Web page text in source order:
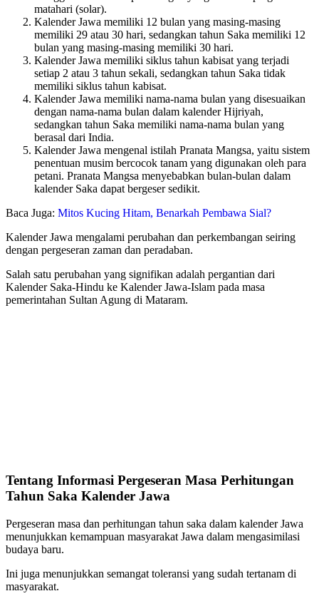
matahari (solar).
Kalender Jawa memiliki 12 bulan yang masing-masing
memiliki 29 atau 30 hari, sedangkan tahun Saka memiliki 12
bulan yang masing-masing memiliki 30 hari.
Kalender Jawa memiliki siklus tahun kabisat yang terjadi
setiap 2 atau 3 tahun sekali, sedangkan tahun Saka tidak
memiliki siklus tahun kabisat.
Kalender Jawa memiliki nama-nama bulan yang disesuaikan
dengan nama-nama bulan dalam kalender Hijriyah,
sedangkan tahun Saka memiliki nama-nama bulan yang
berasal dari India.
Kalender Jawa mengenal istilah Pranata Mangsa, yaitu sistem
penentuan musim bercocok tanam yang digunakan oleh para
petani. Pranata Mangsa menyebabkan bulan-bulan dalam
kalender Saka dapat bergeser sedikit.
Baca Juga: Mitos Kucing Hitam, Benarkah Pembawa Sial?
Kalender Jawa mengalami perubahan dan perkembangan seiring
dengan pergeseran zaman dan peradaban.
Salah satu perubahan yang signifikan adalah pergantian dari
Kalender Saka-Hindu ke Kalender Jawa-Islam pada masa
pemerintahan Sultan Agung di Mataram.
Tentang Informasi Pergeseran Masa Perhitungan
Tahun Saka Kalender Jawa
Pergeseran masa dan perhitungan tahun saka dalam kalender Jawa
menunjukkan kemampuan masyarakat Jawa dalam mengasimilasi
budaya baru.
Ini juga menunjukkan semangat toleransi yang sudah tertanam di
masyarakat.